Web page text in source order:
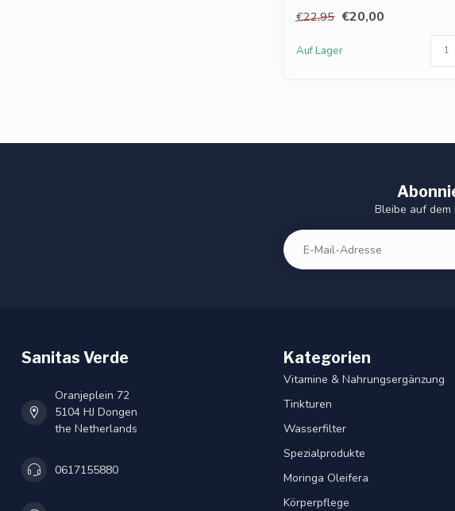
€22,95 €20,00
Auf Lager
Bleibe auf
Sanitas Verde
Oranjeplein 72
5104 HJ Dongen
the Netherlands
0617155880
Kategorien
Vitamine & Nahrungsergänzung
Tinkturen
Wasserfilter
Spezialprodukte
Moringa Oleifera
Körperpflege